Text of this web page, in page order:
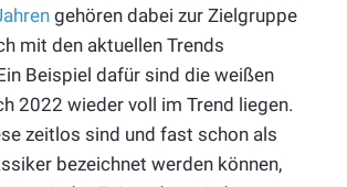
gehören dabei zur Zielgruppe
mit den aktuellen Trends
Beispiel dafür sind die weißen
2022 wieder voll im Trend liegen.
zeitlos sind und fast schon als
bezeichnet werden können,